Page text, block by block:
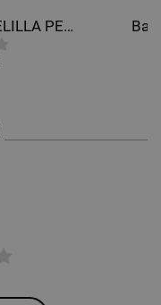
Bandană pentru cap VELILLA PETROL